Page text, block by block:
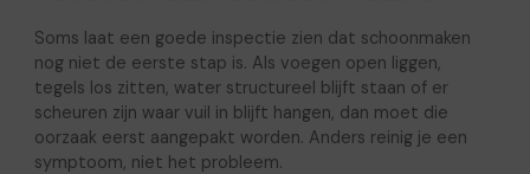
Soms laat een goede inspectie zien dat schoonmaken
nog niet de eerste stap is. Als voegen open liggen,
tegels los zitten, water structureel blijft staan of er
scheuren zijn waar vuil in blijft hangen, dan moet die
oorzaak eerst aangepakt worden. Anders reinig je een
symptoom, niet het probleem.